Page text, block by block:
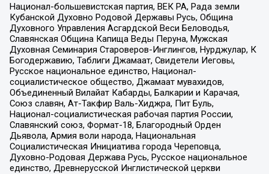
Национал-большевистская партия, ВЕК РА, Рада земли
Кубанской Духовно Родовой Державы Русь, Община
Духовного Управления Асгардской Веси Беловодья,
Славянская Община Капища Веды Перуна, Мужская
Духовная Семинария Староверов-Инглингов, Нурджулар, К
Богодержавию, Таблиги Джамаат, Свидетели Иеговы,
Русское национальное единство, Национал-
социалистическое общество, Джамаат мувахидов,
Объединенный Вилайат Кабарды, Балкарии и Карачая,
Союз славян, Ат-Такфир Валь-Хиджра, Пит Буль,
Национал-социалистическая рабочая партия России,
Славянский союз, Формат-18, Благородный Орден
Дьявола, Армия воли народа, Национальная
Социалистическая Инициатива города Череповца,
Духовно-Родовая Держава Русь, Русское национальное
единство, Древнерусской Инглистической церкви